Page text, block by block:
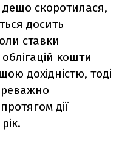
дещо скоротилася,
досить
ставки
кошти
дохідністю, тоді
дії